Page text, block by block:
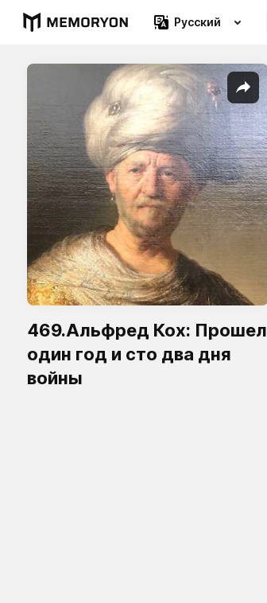
Русский
469.Альфред Кох: Прошел
один год и сто два дня
войны